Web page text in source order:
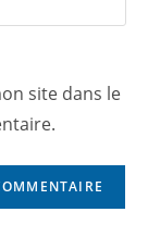
site dans le